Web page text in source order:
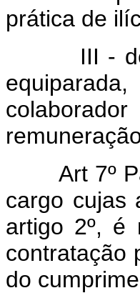
prática de
III -
Art 7º
cargo cujas
artigo 2º, é
contratação
do